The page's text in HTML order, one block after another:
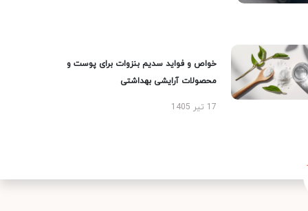
خواص و فواید سدیم بنزوات برای پوست و
محصولات آرایشی بهداشتی
17 تیر 1405